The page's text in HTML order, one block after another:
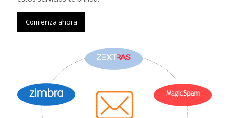
Comienza ahora